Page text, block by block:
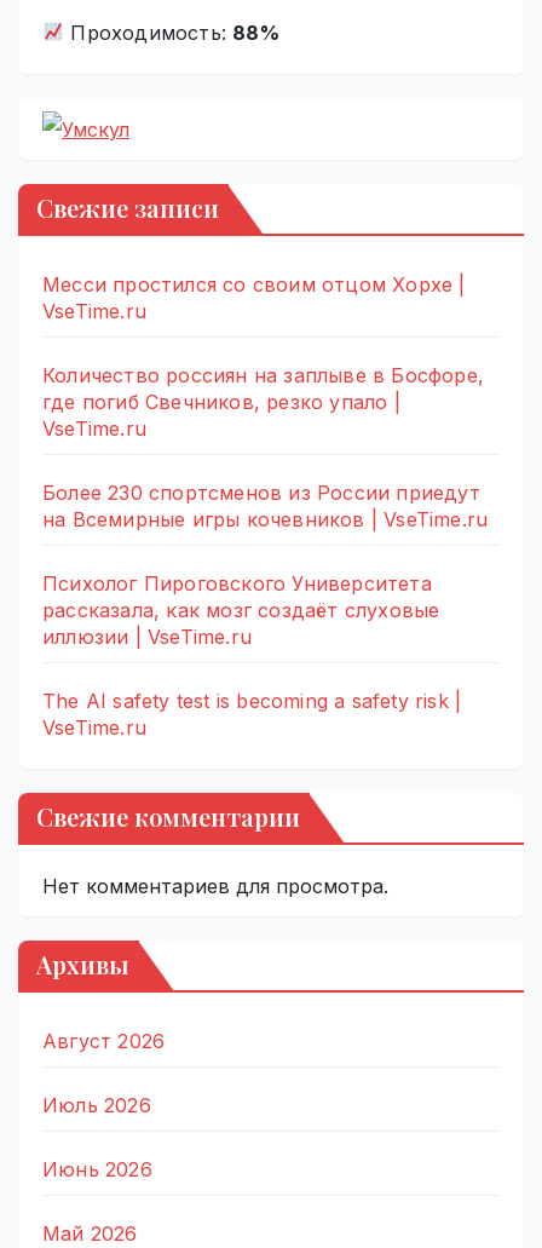
Проходимость: 88%
Свежие записи
Месси простился со своим отцом Хорхе |
VseTime.ru
Количество россиян на заплыве в Босфоре,
где погиб Свечников, резко упало |
VseTime.ru
Более 230 спортсменов из России приедут
на Всемирные игры кочевников | VseTime.ru
Психолог Пироговского Университета
рассказала, как мозг создаёт слуховые
иллюзии | VseTime.ru
The AI safety test is becoming a safety risk |
VseTime.ru
Свежие комментарии
Нет комментариев для просмотра.
Архивы
Август 2026
Июль 2026
Июнь 2026
Май 2026